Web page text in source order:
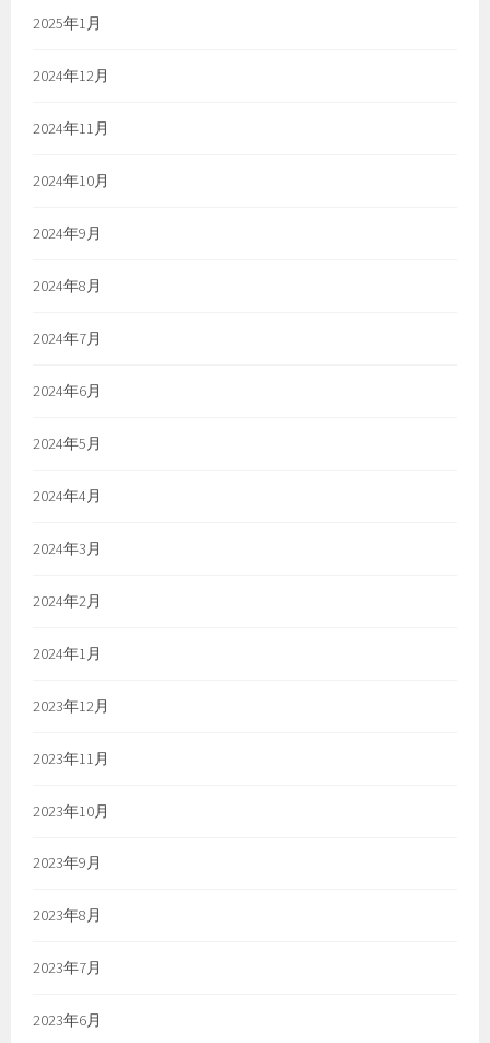
2025年1月
2024年12月
2024年11月
2024年10月
2024年9月
2024年8月
2024年7月
2024年6月
2024年5月
2024年4月
2024年3月
2024年2月
2024年1月
2023年12月
2023年11月
2023年10月
2023年9月
2023年8月
2023年7月
2023年6月